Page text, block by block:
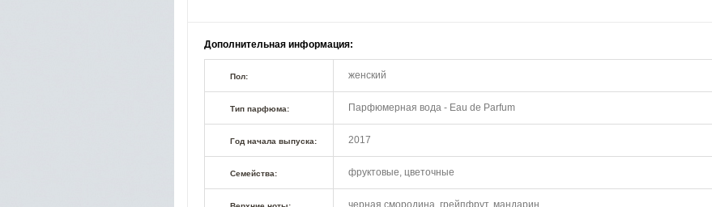
Дополнительная информация:
Пол: женский
Тип парфюма: Парфюмерная вода - Eau de Parfum
Год начала выпуска: 2017
Семейства: фруктовые, цветочные
черная смородина, грейпфрут, мандарин